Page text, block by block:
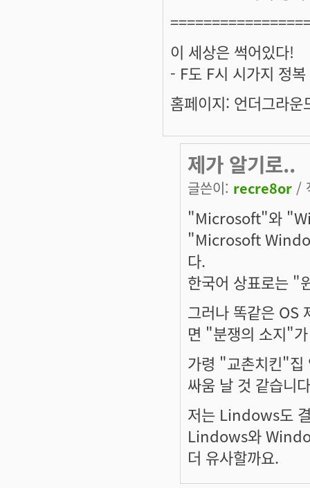
이 세상은 썩어있다!
- F도 F시 시가지 정
홈페이지: 언더그라
제가 알기로..
글쓴이: recre8or /
"Microsoft"와
"Microsoft
다.
한국어 상표로는 "
그러나 똑같은
면 "분쟁의 소지"
가령 "교촌치킨"집
싸움 날 것 같습니
저는 Lindows도
Lindows와
더 유사할까요.